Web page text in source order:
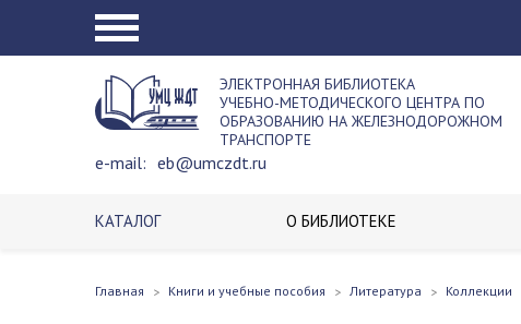
ЭЛЕКТРОННАЯ БИБЛИОТЕКА
УЧЕБНО-МЕТОДИЧЕСКОГО ЦЕНТРА ПО
ОБРАЗОВАНИЮ НА ЖЕЛЕЗНОДОРОЖНОМ
ТРАНСПОРТЕ
e-mail: eb@umczdt.ru
КАТАЛОГ О БИБЛИОТЕКЕ
Главная Книги и учебные пособия Литература Коллекции